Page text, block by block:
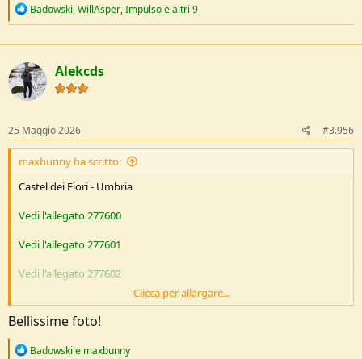
R
c
t
i
o
n
:
Badowski,WillAsper,Impulsoe altri 9
Alekcds
25 Maggio 2026 #3.956
maxbunny ha scritto:
Castel dei Fiori - Umbria
Vedi l'allegato 277600
Vedi l'allegato 277601
Vedi l'allegato 277602
Vedi l'allegato 277603
Clicca per allargare...
Bellissime foto!
R
Badowski e maxbunny